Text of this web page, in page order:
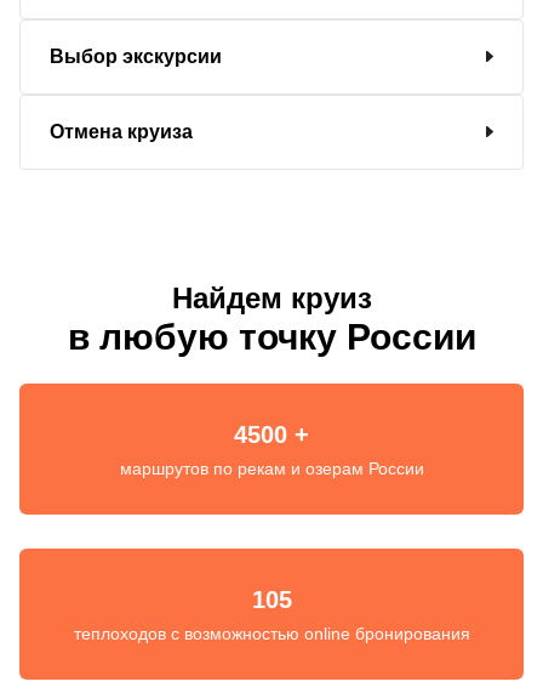
Выбор экскурсии
Отмена круиза
Найдем круиз
в любую точку России
4500 +
маршрутов по рекам и озерам России
105
теплоходов с возможностью online бронирования